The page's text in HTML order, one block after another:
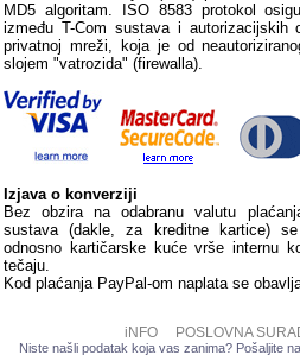
MD5 algoritam. ISO 8583 protokol
između T-Com sustava i autorizacijskih
privatnoj mreži, koja je od
slojem "vatrozida" (firewalla).
Izjava o konverziji
Bez obzira na odabranu valutu
sustava (dakle, za kreditne kartice)
odnosno kartičarske kuće vrše internu
tečaju.
Kod plaćanja PayPal-om naplata se
iNFO POSLOVNA
Niste našli podatak koja vas zanima? Pošaljite